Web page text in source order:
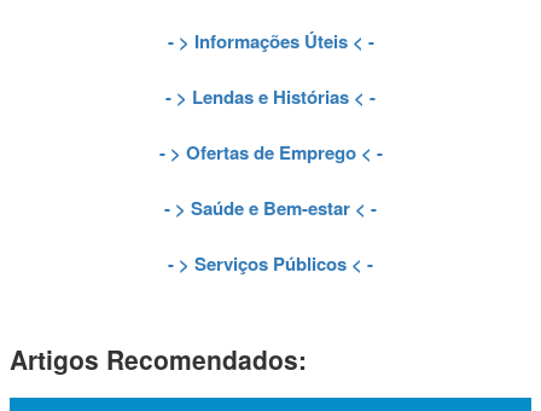
- > Informações Úteis< -
- > Lendas e Histórias < -
- > Ofertas de Emprego< -
- > Saúde e Bem-estar < -
- > Serviços Públicos < -
Artigos Recomendados: